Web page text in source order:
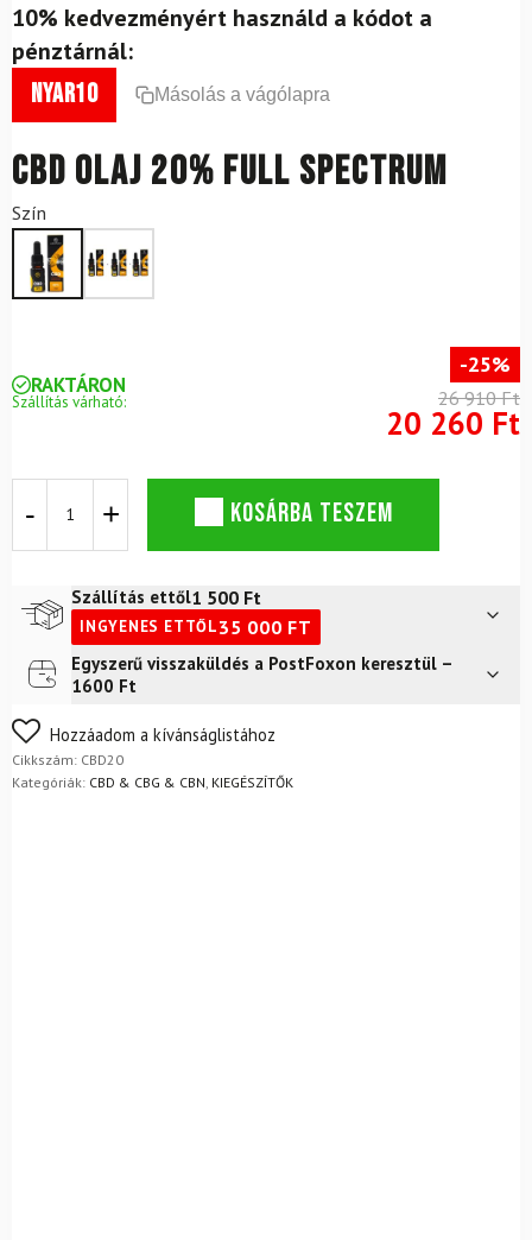
10% kedvezményért használd a kódot a
pénztárnál:
nyar10 Másolás a vágólapra
CBD olaj 20% full spectrum
Szín
RAKTÁRON
Szállítás várható:
-25%
26 910 Ft
20 260 Ft
olaj
spectrum
mennyiség
KOSÁRBA TESZEM
Szállítás ettől1 500 Ft
INGYENES ETTŐL35 000 FT
Futár a címre2 400
FoxPost
Egyszerű visszaküldés a PostFoxon keresztül –
1600 Ft
Nem biztos a választásában? Semmi gond – a terméket
egyszerűen visszaküldheti 14 napon belül, indoklás nélkül.
Mik a visszaküldés feltételei?
Hozzáadom a kívánságlistához
Cikkszám: CBD20
Kategóriák: CBD & CBG & CBN KIEGÉSZÍTŐK